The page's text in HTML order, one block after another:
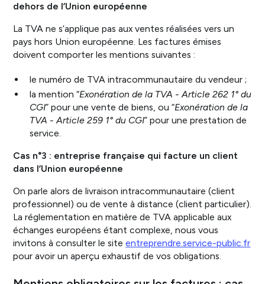
dehors de l’Union européenne
La TVA ne s’applique pas aux ventes réalisées vers un
pays hors Union européenne. Les factures émises
doivent comporter les mentions suivantes :
le numéro de TVA intracommunautaire du vendeur ;
la mention “Exonération de la TVA - Article 262 1° du
CGI” pour une vente de biens, ou “Exonération de la
TVA - Article 259 1° du CGI” pour une prestation de
service.
Cas n°3 : entreprise française qui facture un client
dans l’Union européenne
On parle alors de livraison intracommunautaire (client
professionnel) ou de vente à distance (client particulier).
La réglementation en matière de TVA applicable aux
échanges européens étant complexe, nous vous
invitons à consulter le siteentreprendre.service-public.fr
pour avoir un aperçu exhaustif de vos obligations.